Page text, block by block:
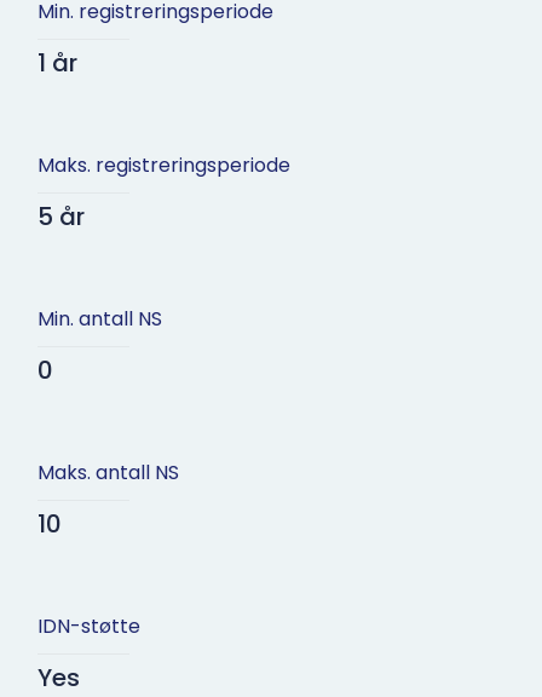
Min. registreringsperiode
1 år
Maks. registreringsperiode
5 år
Min. antall NS
0
Maks. antall NS
10
IDN-støtte
Yes